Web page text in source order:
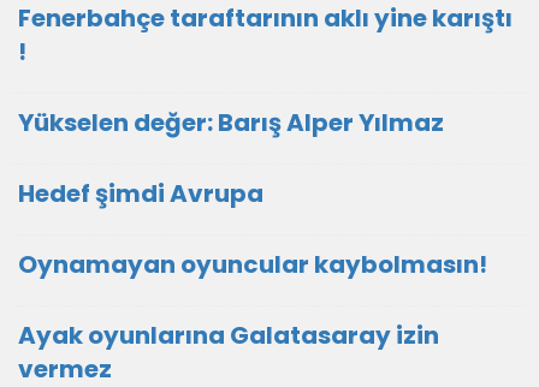
Fenerbahçe taraftarının aklı yine karıştı
!
Yükselen değer: Barış Alper Yılmaz
Hedef şimdi Avrupa
Oynamayan oyuncular kaybolmasın!
Ayak oyunlarına Galatasaray izin
vermez